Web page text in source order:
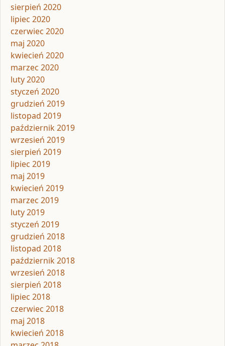
sierpień 2020
lipiec 2020
czerwiec 2020
maj 2020
kwiecień 2020
marzec 2020
luty 2020
styczeń 2020
grudzień 2019
listopad 2019
październik 2019
wrzesień 2019
sierpień 2019
lipiec 2019
maj 2019
kwiecień 2019
marzec 2019
luty 2019
styczeń 2019
grudzień 2018
listopad 2018
październik 2018
wrzesień 2018
sierpień 2018
lipiec 2018
czerwiec 2018
maj 2018
kwiecień 2018